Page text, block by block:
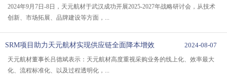
年战略研讨会
2024-09-13
2024年9月7日-8日，天元航材于武汉成功开展2025-2027年战略研讨会，从技术
创新、市场拓展、品牌建设等方面，...
SRM项目助力天元航材实现供应链全面降本增效 2024-08-07
天元航材董事长吕德斌表示：天元航材高度重视采购业务的线上化、效率最大
化、流程标准化、以及过程透明化，...